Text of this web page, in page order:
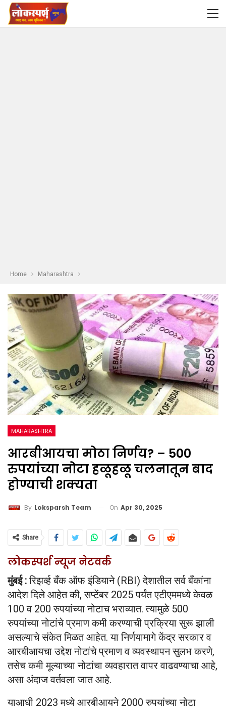
Home Maharashtra
MAHARASHTRA
आरबीआयचा मोठा निर्णय? – 500
रुपयांच्या नोटा हळूहळू चलनातून बाद
होण्याची शक्यता
By Loksparsh Team On Apr 30, 2025
Share
लोकस्पर्श न्यूज नेटवर्क
मुंबई :रिझर्व्ह बँक ऑफ इंडियाने (RBI) देशातील सर्व बँकांना
आदेश दिले आहेत की, सप्टेंबर 2025 पर्यंत एटीएममध्ये केवळ
100 व 200 रुपयांच्या नोटाच भराव्यात. त्यामुळे 500
रुपयांच्या नोटांचे प्रमाण कमी करण्याची प्रक्रिया सुरू झाली
असल्याचे संकेत मिळत आहेत. या निर्णयामागे केंद्र सरकार व
आरबीआयचा उद्देश नोटांचे प्रमाण व व्यवस्थापन सुलभ करणे,
तसेच कमी मूल्याच्या नोटांचा व्यवहारात वापर वाढवण्याचा आहे,
असा अंदाज वर्तवला जात आहे.
याआधी 2023 मध्ये आरबीआयने 2000 रुपयांच्या नोटा